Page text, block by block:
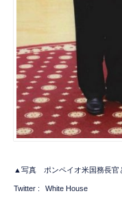
▲写真 ポンペイオ米国務長官
Twitter : White House